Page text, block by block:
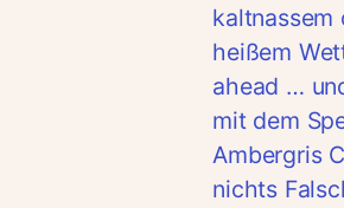
kaltnassem
heißem
ahead …
mit dem
Ambergris
nichts